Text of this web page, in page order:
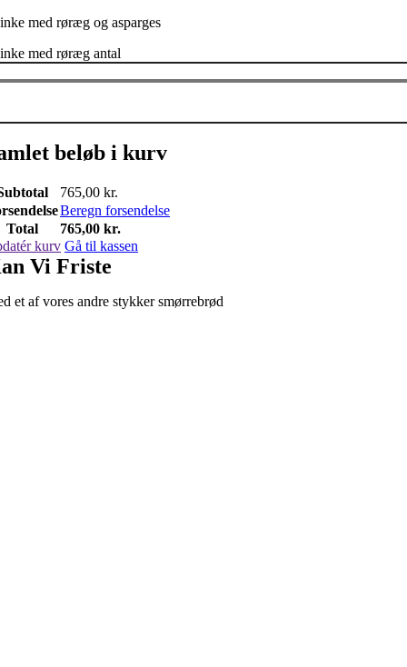
med røræg og asparges
med røræg antal
beløb i kurv
765,00kr.
Beregn forsendelse
Total
765,00kr.
kurv Gå til kassen
Vi Friste
et af vores andre stykker smørrebrød